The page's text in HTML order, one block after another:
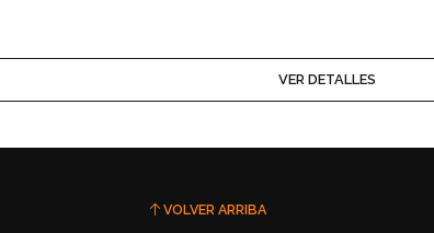
VER DETALLES
VOLVER ARRIBA